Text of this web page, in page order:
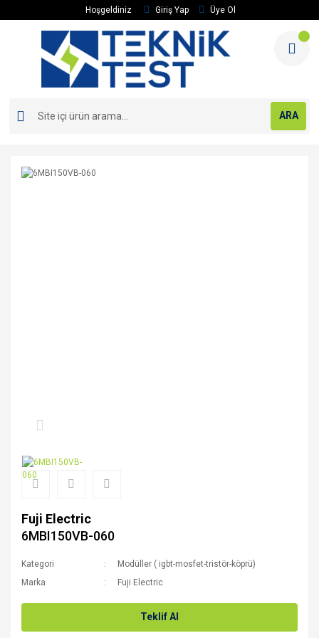
Hoşgeldiniz Giriş Yap Üye Ol
ARA
Fuji Electric
6MBI150VB-060
Kategori
Modüller ( igbt-mosfet-tristör-köprü)
Marka
Fuji Electric
Teklif Al